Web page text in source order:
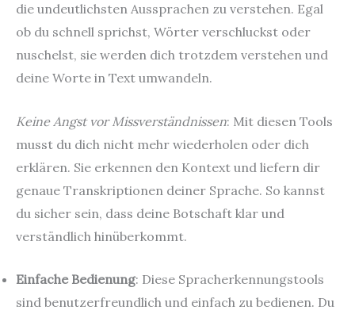
die undeutlichsten Aussprachen zu verstehen. Egal
ob du schnell sprichst, Wörter verschluckst oder
nuschelst, sie werden dich trotzdem verstehen und
deine Worte in Text umwandeln.
Keine Angst vor Missverständnissen: Mit diesen Tools
musst du dich nicht mehr wiederholen oder dich
erklären. Sie erkennen den Kontext und liefern dir
genaue Transkriptionen deiner Sprache. So kannst
du sicher sein, dass deine Botschaft klar und
verständlich hinüberkommt.
Einfache Bedienung: Diese Spracherkennungstools
sind benutzerfreundlich und einfach zu bedienen. Du